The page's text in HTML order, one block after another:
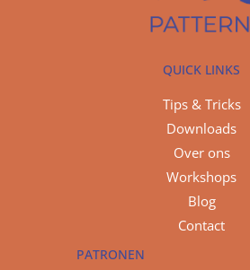
QUICK LINKS
Tips & Tricks
Downloads
Over ons
Workshops
Blog
Contact
PATRONEN